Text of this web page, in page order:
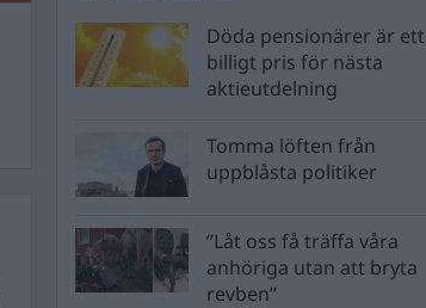
Döda pensionärer är ett
billigt pris för nästa
aktieutdelning
Tomma löften från
uppblåsta politiker
”Låt oss få träffa våra
anhöriga utan att bryta
revben”